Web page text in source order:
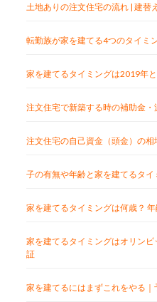
土地ありの注文住宅の流れ | 建替
転勤族が家を建てる4つのタイミ
家を建てるタイミングは2019年
注文住宅で新築する時の補助金
注文住宅の自己資金（頭金）の相
子の有無や年齢と家を建てるタイ
家を建てるタイミングは何歳？
家を建てるタイミングはオリン
証
家を建てるにはまずこれをやる